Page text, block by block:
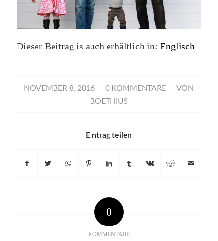
Dieser Beitrag is auch erhältlich in: Englisch
NOVEMBER 8, 2016
/ 0 KOMMENTARE
/
VON
BOETHIUS
Eintrag teilen
0
KOMMENTARE